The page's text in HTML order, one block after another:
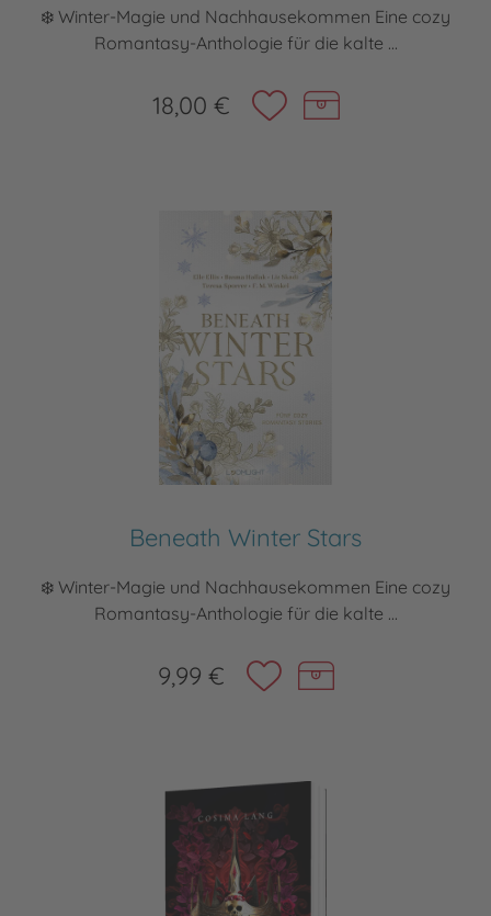
❄️ Winter-Magie und Nachhausekommen Eine cozy
Romantasy-Anthologie für die kalte ...
18,00 €
Beneath Winter Stars
❄️ Winter-Magie und Nachhausekommen Eine cozy
Romantasy-Anthologie für die kalte ...
9,99 €